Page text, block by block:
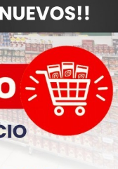
POLICIALES REGIONALES